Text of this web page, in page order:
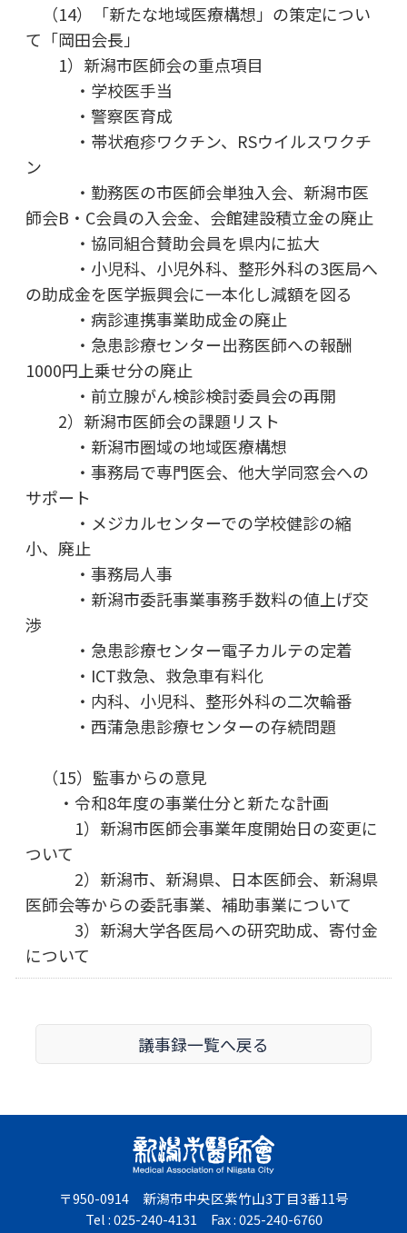
（14）「新たな地域医療構想」の策定につい
て「岡田会長」
1）新潟市医師会の重点項目
・学校医手当
・警察医育成
・帯状疱疹ワクチン、RSウイルスワクチ
ン
・勤務医の市医師会単独入会、新潟市医
師会B・C会員の入会金、会館建設積立金の廃止
・協同組合賛助会員を県内に拡大
・小児科、小児外科、整形外科の3医局へ
の助成金を医学振興会に一本化し減額を図る
・病診連携事業助成金の廃止
・急患診療センター出務医師への報酬
1000円上乗せ分の廃止
・前立腺がん検診検討委員会の再開
2）新潟市医師会の課題リスト
・新潟市圏域の地域医療構想
・事務局で専門医会、他大学同窓会への
サポート
・メジカルセンターでの学校健診の縮
小、廃止
・事務局人事
・新潟市委託事業事務手数料の値上げ交
渉
・急患診療センター電子カルテの定着
・ICT救急、救急車有料化
・内科、小児科、整形外科の二次輪番
・西蒲急患診療センターの存続問題
（15）監事からの意見
・令和8年度の事業仕分と新たな計画
1）新潟市医師会事業年度開始日の変更に
ついて
2）新潟市、新潟県、日本医師会、新潟県
医師会等からの委託事業、補助事業について
3）新潟大学各医局への研究助成、寄付金
について
議事録一覧へ戻る
〒950-0914 新潟市中央区紫竹山3丁目3番11号
Tel : 025-240-4131 Fax : 025-240-6760